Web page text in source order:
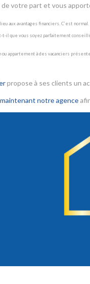
votre part et vous
aux avantages financiers. C’est
t-il que vous soyez parfaitement
ou appartement à des vacanciers
propose à ses clients un
notre agence